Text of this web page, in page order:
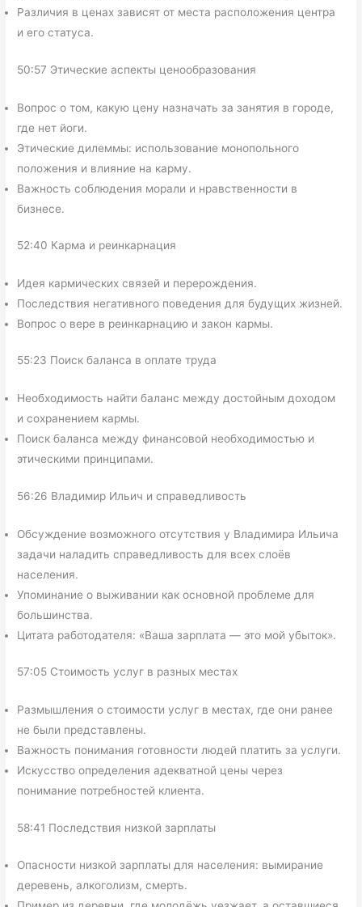
Различия в ценах зависят от места расположения центра
и его статуса.
50:57 Этические аспекты ценообразования
Вопрос о том, какую цену назначать за занятия в городе,
где нет йоги.
Этические дилеммы: использование монопольного
положения и влияние на карму.
Важность соблюдения морали и нравственности в
бизнесе.
52:40 Карма и реинкарнация
Идея кармических связей и перерождения.
Последствия негативного поведения для будущих жизней.
Вопрос о вере в реинкарнацию и закон кармы.
55:23 Поиск баланса в оплате труда
Необходимость найти баланс между достойным доходом
и сохранением кармы.
Поиск баланса между финансовой необходимостью и
этическими принципами.
56:26 Владимир Ильич и справедливость
Обсуждение возможного отсутствия у Владимира Ильича
задачи наладить справедливость для всех слоёв
населения.
Упоминание о выживании как основной проблеме для
большинства.
Цитата работодателя: «Ваша зарплата — это мой убыток».
57:05 Стоимость услуг в разных местах
Размышления о стоимости услуг в местах, где они ранее
не были представлены.
Важность понимания готовности людей платить за услуги.
Искусство определения адекватной цены через
понимание потребностей клиента.
58:41 Последствия низкой зарплаты
Опасности низкой зарплаты для населения: вымирание
деревень, алкоголизм, смерть.